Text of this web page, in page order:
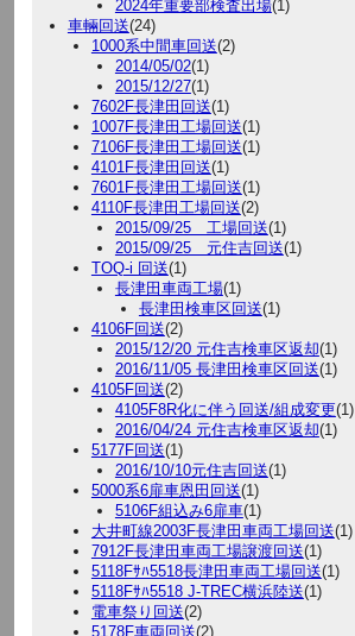
2024年重要部検査出場(1)
車輛回送(24)
1000系中間車回送(2)
2014/05/02(1)
2015/12/27(1)
7602F長津田回送(1)
1007F長津田工場回送(1)
7106F長津田工場回送(1)
4101F長津田回送(1)
7601F長津田工場回送(1)
4110F長津田工場回送(2)
2015/09/25 工場回送(1)
2015/09/25 元住吉回送(1)
TOQ-i 回送(1)
長津田車両工場(1)
長津田検車区回送(1)
4106F回送(2)
2015/12/20 元住吉検車区返却(1)
2016/11/05 長津田検車区回送(1)
4105F回送(2)
4105F8R化に伴う回送/組成変更(1)
2016/04/24 元住吉検車区返却(1)
5177F回送(1)
2016/10/10元住吉回送(1)
5000系6扉車恩田回送(1)
5106F組込み6扉車(1)
大井町線2003F長津田車両工場回送(1)
7912F長津田車両工場譲渡回送(1)
5118Fｻﾊ5518長津田車両工場回送(1)
5118Fｻﾊ5518 J-TREC横浜陸送(1)
電車祭り回送(2)
5178F車両回送(2)